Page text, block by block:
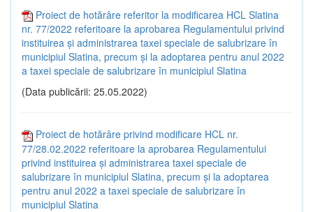
Proiect de hotărâre referitor la modificarea HCL Slatina
nr. 77/2022 referitoare la aprobarea Regulamentului privind
instituirea și administrarea taxei speciale de salubrizare în
municipiul Slatina, precum și la adoptarea pentru anul 2022
a taxei speciale de salubrizare în municipiul Slatina
(Data publicării: 25.05.2022)
Proiect de hotărâre privind modificare HCL nr.
77/28.02.2022 referitoare la aprobarea Regulamentului
privind instituirea și administrarea taxei speciale de
salubrizare în municipiul Slatina, precum și la adoptarea
pentru anul 2022 a taxei speciale de salubrizare în
municipiul Slatina